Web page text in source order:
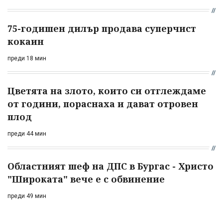
75-годишен дилър продава суперчист
кокаин
преди 18 мин
Цветята на злото, които си отглеждаме
от години, пораснаха и дават отровен
плод
преди 44 мин
Областният шеф на ДПС в Бургас - Христо
"Широката" вече е с обвинение
преди 49 мин